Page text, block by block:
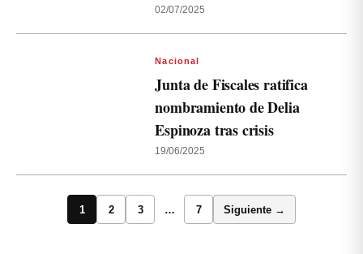
02/07/2025
Nacional
Junta de Fiscales ratifica
nombramiento de Delia
Espinoza tras crisis
19/06/2025
1 2 3 … 7 Siguiente →